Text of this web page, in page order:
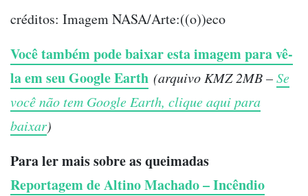
créditos: Imagem NASA/Arte:((o))eco
Você também pode baixar esta imagem para vê-
la em seu Google Earth (arquivo KMZ 2MB –Se
você não tem Google Earth, clique aqui para
baixar)
Para ler mais sobre as queimadas
Reportagem de Altino Machado – Incêndio